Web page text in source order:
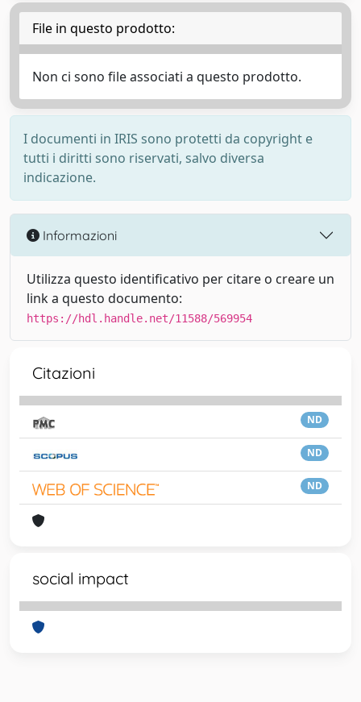
File in questo prodotto:
Non ci sono file associati a questo prodotto.
I documenti in IRIS sono protetti da copyright e
tutti i diritti sono riservati, salvo diversa
indicazione.
Informazioni
Utilizza questo identificativo per citare o creare un
link a questo documento:
https://hdl.handle.net/11588/569954
Citazioni
ND
ND
ND
social impact